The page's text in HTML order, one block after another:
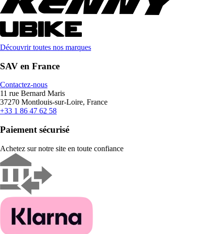
Découvrir toutes nos marques
SAV en France
Contactez-nous
11 rue Bernard Maris
37270 Montlouis-sur-Loire, France
+33 1 86 47 62 58
Paiement sécurisé
Achetez sur notre site en toute confiance